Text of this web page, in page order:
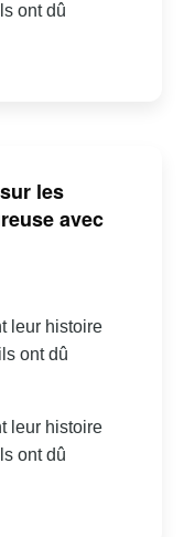
ont dû
les
avec
leur histoire
ont dû
leur histoire
ont dû